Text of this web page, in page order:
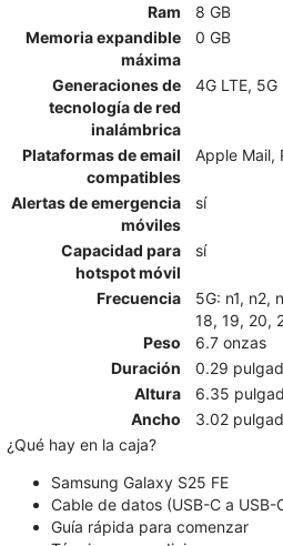
Ram
8 GB
Memoria expandible
máxima
0 GB
Generaciones de
tecnología de red
inalámbrica
4G LTE, 5G
Plataformas de email
compatibles
Apple Mail,
Alertas de emergencia
móviles
sí
Capacidad para
hotspot móvil
sí
Frecuencia
5G: n1, n2,
18, 19, 20,
Peso
6.7 onzas
Duración
0.29
Altura
6.35
Ancho
3.02
¿Qué hay en la caja?
Samsung Galaxy S25 FE
Cable de datos (USB-C a USB-
Guía rápida para comenzar